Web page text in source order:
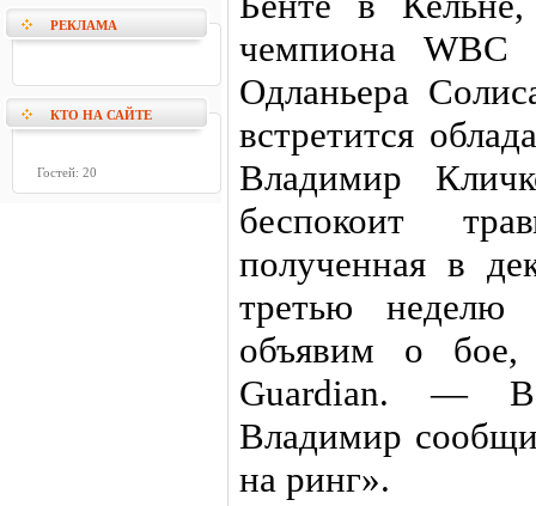
РЕКЛАМА
КТО НА САЙТЕ
Гостей: 20
чемпиона WBC
Одланьера
встретится
Владимир
беспокоит
полученная в
третью неделю
объявим о
Guardian. —
Владимир
на ринг».